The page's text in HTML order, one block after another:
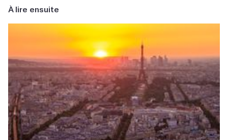
À lire ensuite